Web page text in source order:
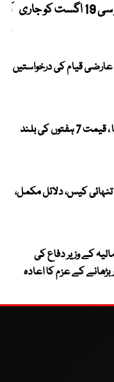
کیریبین پریمیئر لیگ ، قومی کرکٹرز کو این او سی 19 اگست کو جاری
عارضی قیام کی درخواستیں
عالمی مارکیٹ میں سونا مزید مہنگا ، قیمت 7 ہفتوں کی بلند
تنہائی کیس، دلائل مکمل،
کے وزیر دفاع کی
بڑھانے کے عزم کا اعادہ